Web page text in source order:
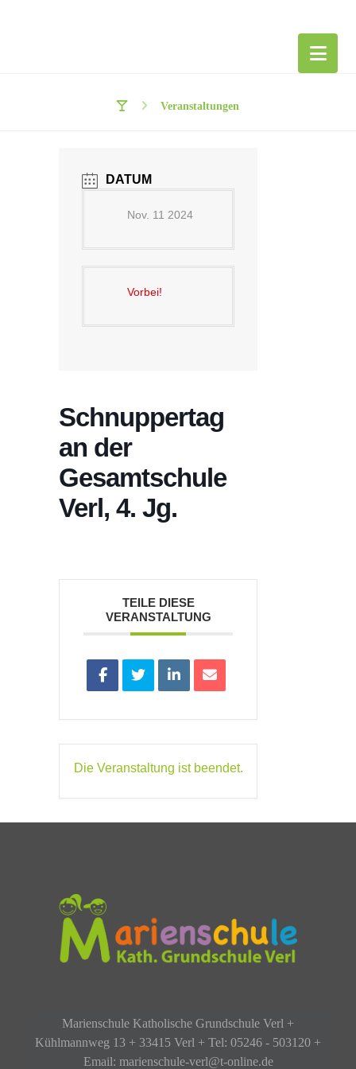
Veranstaltungen
DATUM
Nov. 11 2024
Vorbei!
Schnuppertag
an der
Gesamtschule
Verl, 4. Jg.
TEILE DIESE
VERANSTALTUNG
Die Veranstaltung ist beendet.
Marienschule Katholische Grundschule Verl +
Kühlmannweg 13 + 33415 Verl + Tel: 05246 - 503120 +
Email: marienschule-verl@t-online.de